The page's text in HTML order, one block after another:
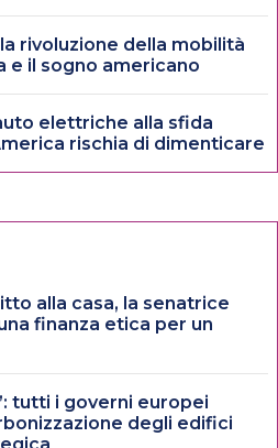
rivoluzione della mobilità
e il sogno americano
elettriche alla sfida
rischia di dimenticare
alla casa, la senatrice
finanza etica per un
tutti i governi europei
degli edifici